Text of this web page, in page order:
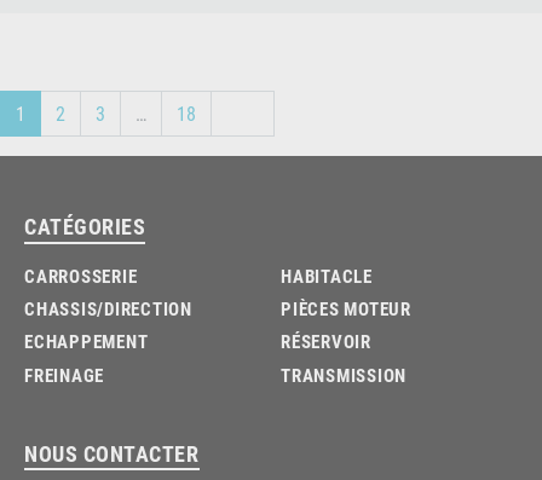
1 2 3 … 18
CATÉGORIES
CARROSSERIE
CHASSIS/DIRECTION
ECHAPPEMENT
FREINAGE
HABITACLE
PIÈCES MOTEUR
RÉSERVOIR
TRANSMISSION
NOUS CONTACTER